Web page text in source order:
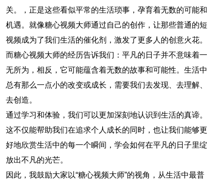
关。，正是这些看似平常的生活琐事，孕育着无数的可能和
机遇。就像糖心视频大师通过自己的创作，让那些普通的短
视频成为了我们生活的催化剂，激发了更多人的创意火花。
而糖心视频大师的经历告诉我们：平凡的日子并不意味着一
无所为，相反，它可能蕴含着无数的故事和可能性。生活中
总有那么一点小的改变或成长，需要我们去发现、去理解、
去创造。
通过学习和体验，我们可以更加深刻地认识到生活的真谛。
这不仅能帮助我们在追求个人成长的同时，也让我们能够更
好地欣赏生活中的每一个瞬间，学会如何在平凡的日子里绽
放出不凡的光芒。
因此，我鼓励大家以“糖心视频大师”的视角，从生活中最普